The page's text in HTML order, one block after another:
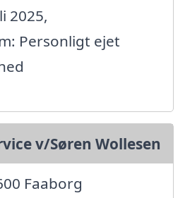
2025,
Personligt ejet
v/Søren Wollesen
Faaborg